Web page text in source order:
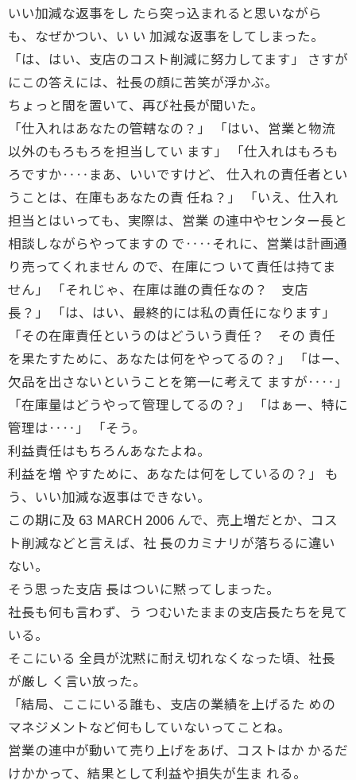
いい加減な返事をし たら突っ込まれると思いながら
も、なぜかつい、い い 加減な返事をしてしまった。
「は、はい、支店のコスト削減に努力してます」 さすが
にこの答えには、社長の顔に苦笑が浮かぶ。
ちょっと間を置いて、再び社長が聞いた。
「仕入れはあなたの管轄なの？」 「はい、営業と物流
以外のもろもろを担当してい ます」 「仕入れはもろも
ろですか‥‥まあ、いいですけど、 仕入れの責任者とい
うことは、在庫もあなたの責 任ね？」 「いえ、仕入れ
担当とはいっても、実際は、営業 の連中やセンター長と
相談しながらやってますの で‥‥それに、営業は計画通
り売ってくれません ので、在庫につ いて責任は持てま
せん」 「それじゃ、在庫は誰の責任なの？ 支店
長？」 「は、はい、最終的には私の責任になります」
「その在庫責任というのはどういう責任？ その 責任
を果たすために、あなたは何をやってるの？」 「はー、
欠品を出さないということを第一に考えて ますが‥‥」
「在庫量はどうやって管理してるの？」 「はぁー、特に
管理は‥‥」 「そう。
利益責任はもちろんあなたよね。
利益を増 やすために、あなたは何をしているの？」 も
う、いい加減な返事はできない。
この期に及 63 MARCH 2006 んで、売上増だとか、コス
ト削減などと言えば、社 長のカミナリが落ちるに違い
ない。
そう思った支店 長はついに黙ってしまった。
社長も何も言わず、う つむいたままの支店長たちを見て
いる。
そこにいる 全員が沈黙に耐え切れなくなった頃、社長
が厳し く言い放った。
「結局、ここにいる誰も、支店の業績を上げるた めの
マネジメントなど何もしていないってことね。
営業の連中が動いて売り上げをあげ、コストはか かるだ
けかかって、結果として利益や損失が生ま れる。